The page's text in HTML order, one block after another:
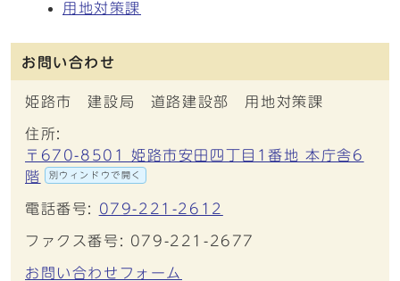
用地対策課
お問い合わせ
姫路市 建設局 道路建設部 用地対策課
住所:
〒670-8501 姫路市安田四丁目1番地 本庁舎6
階
別ウィンドウで開く
電話番号: 079-221-2612
ファクス番号: 079-221-2677
お問い合わせフォーム